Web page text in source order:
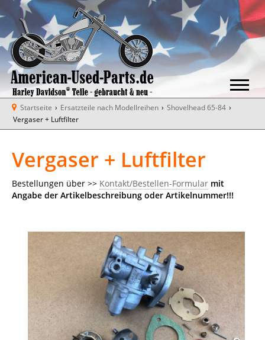
Startseite › Ersatzteile nach Modellreihen › Shovelhead 65-84 ›
Vergaser + Luftfilter
Vergaser + Luftfilter
Bestellungen über >> Kontakt/Bestellen-Formular mit
Angabe der Artikelbeschreibung oder Artikelnummer!!!